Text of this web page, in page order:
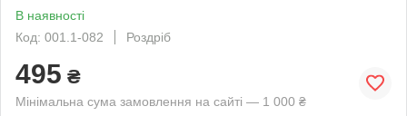
В наявності
Код: 001.1-082
Роздріб
495 ₴
Мінімальна сума замовлення на сайті — 1 000 ₴